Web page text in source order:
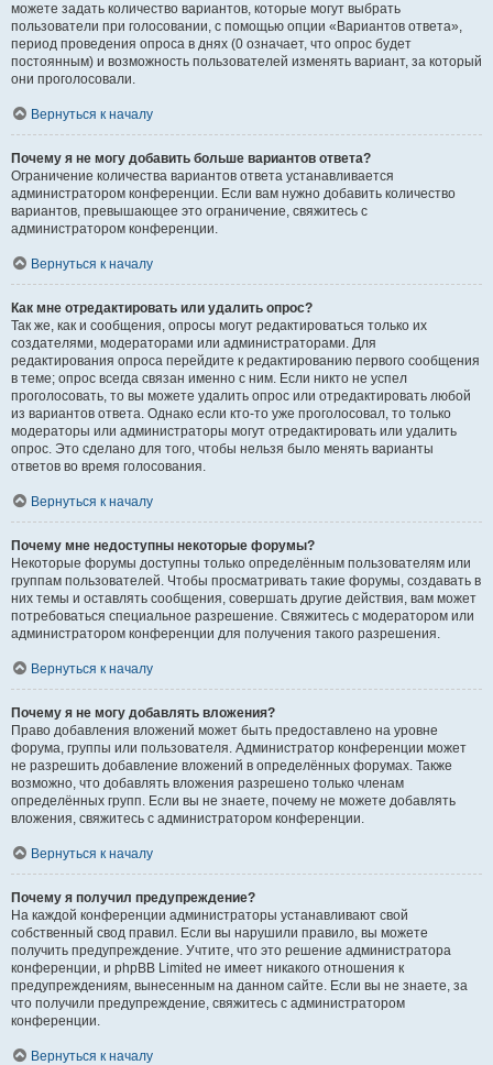
можете задать количество вариантов, которые могут выбрать
пользователи при голосовании, с помощью опции «Вариантов ответа»,
период проведения опроса в днях (0 означает, что опрос будет
постоянным) и возможность пользователей изменять вариант, за который
они проголосовали.
Вернуться к началу
Почему я не могу добавить больше вариантов ответа?
Ограничение количества вариантов ответа устанавливается
администратором конференции. Если вам нужно добавить количество
вариантов, превышающее это ограничение, свяжитесь с
администратором конференции.
Вернуться к началу
Как мне отредактировать или удалить опрос?
Так же, как и сообщения, опросы могут редактироваться только их
создателями, модераторами или администраторами. Для
редактирования опроса перейдите к редактированию первого сообщения
в теме; опрос всегда связан именно с ним. Если никто не успел
проголосовать, то вы можете удалить опрос или отредактировать любой
из вариантов ответа. Однако если кто-то уже проголосовал, то только
модераторы или администраторы могут отредактировать или удалить
опрос. Это сделано для того, чтобы нельзя было менять варианты
ответов во время голосования.
Вернуться к началу
Почему мне недоступны некоторые форумы?
Некоторые форумы доступны только определённым пользователям или
группам пользователей. Чтобы просматривать такие форумы, создавать в
них темы и оставлять сообщения, совершать другие действия, вам может
потребоваться специальное разрешение. Свяжитесь с модератором или
администратором конференции для получения такого разрешения.
Вернуться к началу
Почему я не могу добавлять вложения?
Право добавления вложений может быть предоставлено на уровне
форума, группы или пользователя. Администратор конференции может
не разрешить добавление вложений в определённых форумах. Также
возможно, что добавлять вложения разрешено только членам
определённых групп. Если вы не знаете, почему не можете добавлять
вложения, свяжитесь с администратором конференции.
Вернуться к началу
Почему я получил предупреждение?
На каждой конференции администраторы устанавливают свой
собственный свод правил. Если вы нарушили правило, вы можете
получить предупреждение. Учтите, что это решение администратора
конференции, и phpBB Limited не имеет никакого отношения к
предупреждениям, вынесенным на данном сайте. Если вы не знаете, за
что получили предупреждение, свяжитесь с администратором
конференции.
Вернуться к началу